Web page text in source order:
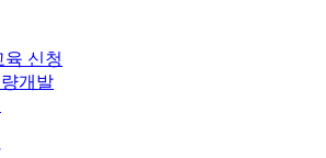
육 신청
개발